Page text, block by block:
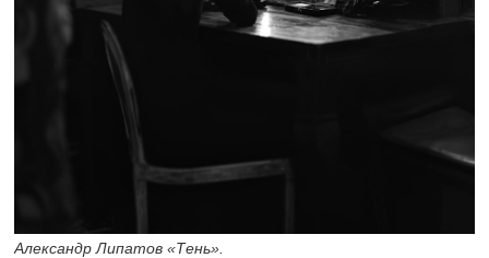
Александр Липатов «Тень».